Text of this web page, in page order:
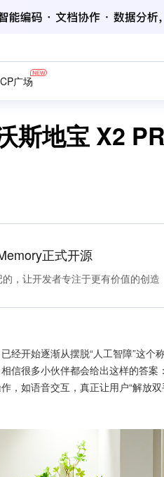
广场
斯地宝 X2
正式开源
，让开发者专注于更有价值的创造
经开始逐渐从摆脱“人工智障”这个
信很多小伙伴都会给出这样的答案
如语音交互，真正让用户“解放双